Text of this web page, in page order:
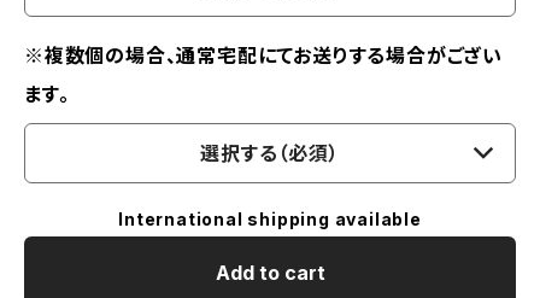
※複数個の場合、通常宅配にてお送りする場合がござい
ます。
選択する（必須）
International shipping available
Add to cart